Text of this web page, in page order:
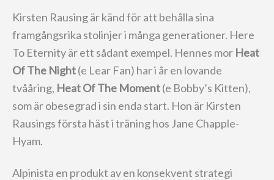
Kirsten Rausing är känd för att behålla sina
framgångsrika stolinjer i många generationer. Here
To Eternity är ett sådant exempel. Hennes mor Heat
Of The Night(e Lear Fan) har i år en lovande
tvååring, Heat Of The Moment(e Bobby’s Kitten),
som är obesegrad i sin enda start. Hon är Kirsten
Rausings första häst i träning hos Jane Chapple-
Hyam.
Alpinista en produkt av en konsekvent strategi